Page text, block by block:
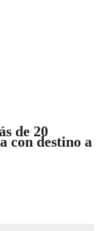
de 20
con destino a